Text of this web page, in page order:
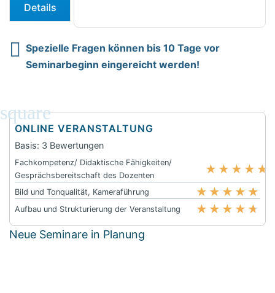
Details
Spezielle Fragen können bis 10 Tage vor
Seminarbeginn eingereicht werden!
ONLINE VERANSTALTUNG
Basis: 3 Bewertungen
Fachkompetenz/ Didaktische Fähigkeiten/
Gesprächsbereitschaft des Dozenten
★ ★ ★ ★ ★
Bild und Tonqualität, Kameraführung ★ ★ ★ ★ ★
Aufbau und Strukturierung der Veranstaltung ★ ★ ★ ★ ★
Neue Seminare in Planung